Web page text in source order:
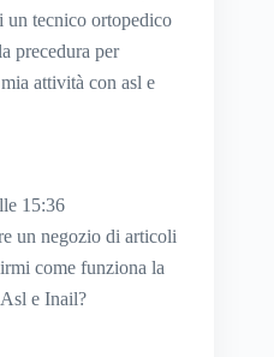
un tecnico ortopedico
precedura per
attività con asl e
15:36
un negozio di articoli
come funziona la
e Inail?